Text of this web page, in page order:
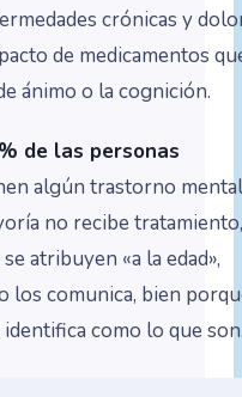
crónicas y
de medicamentos
ánimo o la cognición.
de las personas
algún trastorno
no recibe
atribuyen «a la edad»,
los comunica, bien
como lo que